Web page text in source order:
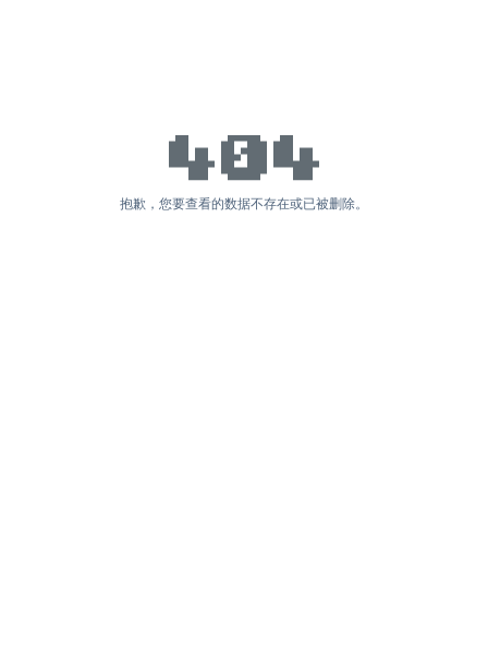
抱歉，您要查看的数据不存在或已被删除。